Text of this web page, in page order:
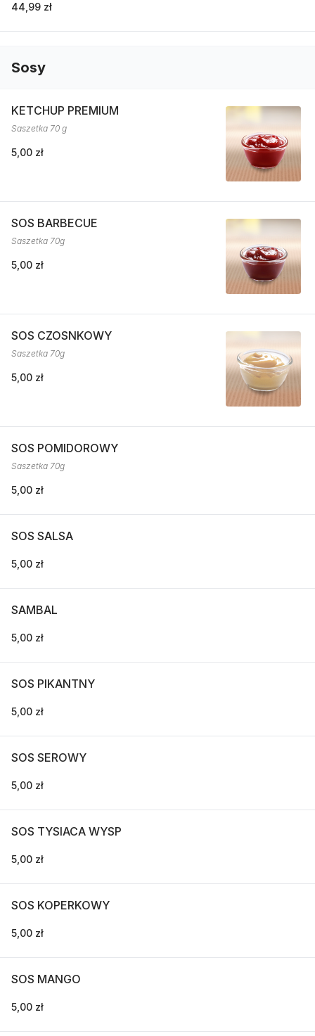
44,99 zł
Sosy
KETCHUP PREMIUM
Saszetka 70 g
5,00 zł
SOS BARBECUE
Saszetka 70g
5,00 zł
SOS CZOSNKOWY
Saszetka 70g
5,00 zł
SOS POMIDOROWY
Saszetka 70g
5,00 zł
SOS SALSA
5,00 zł
SAMBAL
5,00 zł
SOS PIKANTNY
5,00 zł
SOS SEROWY
5,00 zł
SOS TYSIACA WYSP
5,00 zł
SOS KOPERKOWY
5,00 zł
SOS MANGO
5,00 zł